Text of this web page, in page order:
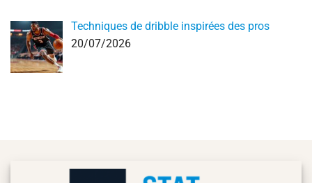
Techniques de dribble inspirées des pros
20/07/2026